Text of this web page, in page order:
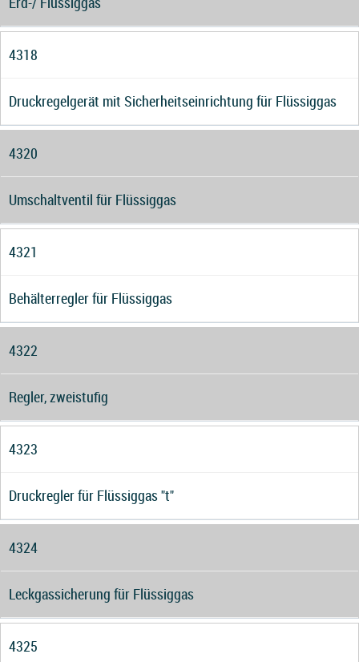
4318
Druckregelgerät mit Sicherheitseinrichtung für Flüssiggas
4320
Umschaltventil für Flüssiggas
4321
Behälterregler für Flüssiggas
4322
Regler, zweistufig
4323
Druckregler für Flüssiggas "t"
4324
Leckgassicherung für Flüssiggas
4325